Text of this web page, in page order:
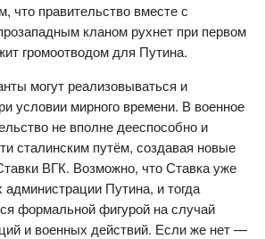
что правительство вместе с
кланом рухнет при первом
громоотводом для Путина.
могут реализовываться и
условии мирного времени. В военное
не вполне дееспособно и
сталинским путём, создавая новые
ВГК. Возможно, что Ставка уже
администрации Путина, и тогда
формальной фигурой на случай
и военных действий. Если же нет —